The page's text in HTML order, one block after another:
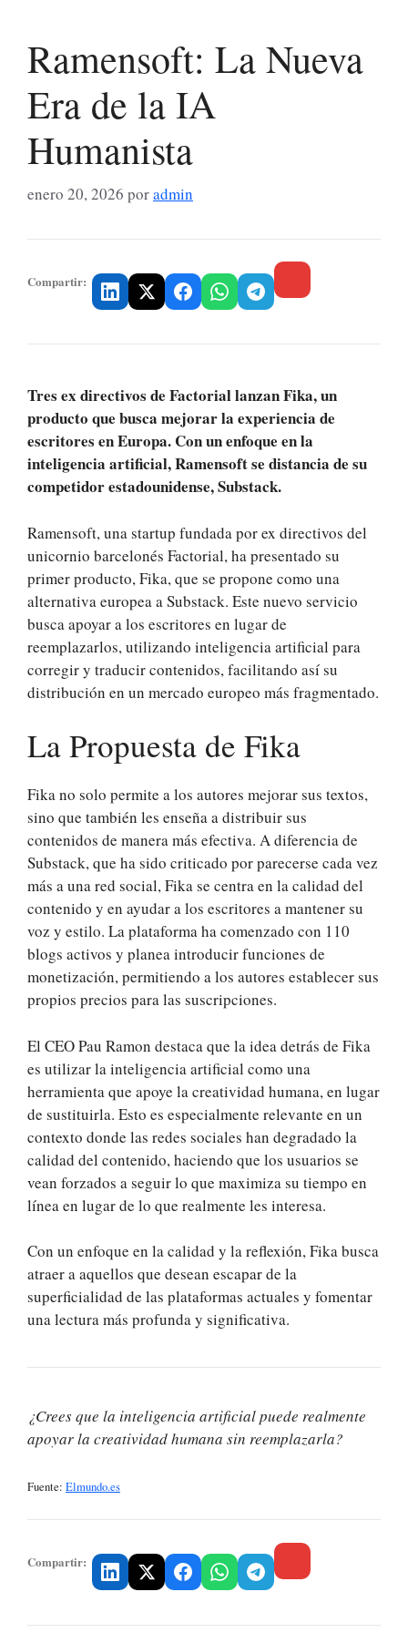
Ramensoft: La Nueva
Era de la IA
Humanista
enero 20, 2026 poradmin
Compartir:
Tres ex directivos de Factorial lanzan Fika, un
producto que busca mejorar la experiencia de
escritores en Europa. Con un enfoque en la
inteligencia artificial, Ramensoft se distancia de su
competidor estadounidense, Substack.
Ramensoft, una startup fundada por ex directivos del
unicornio barcelonés Factorial, ha presentado su
primer producto, Fika, que se propone como una
alternativa europea a Substack. Este nuevo servicio
busca apoyar a los escritores en lugar de
reemplazarlos, utilizando inteligencia artificial para
corregir y traducir contenidos, facilitando así su
distribución en un mercado europeo más fragmentado.
La Propuesta de Fika
Fika no solo permite a los autores mejorar sus textos,
sino que también les enseña a distribuir sus
contenidos de manera más efectiva. A diferencia de
Substack, que ha sido criticado por parecerse cada vez
más a una red social, Fika se centra en la calidad del
contenido y en ayudar a los escritores a mantener su
voz y estilo. La plataforma ha comenzado con 110
blogs activos y planea introducir funciones de
monetización, permitiendo a los autores establecer sus
propios precios para las suscripciones.
El CEO Pau Ramon destaca que la idea detrás de Fika
es utilizar la inteligencia artificial como una
herramienta que apoye la creatividad humana, en lugar
de sustituirla. Esto es especialmente relevante en un
contexto donde las redes sociales han degradado la
calidad del contenido, haciendo que los usuarios se
vean forzados a seguir lo que maximiza su tiempo en
línea en lugar de lo que realmente les interesa.
Con un enfoque en la calidad y la reflexión, Fika busca
atraer a aquellos que desean escapar de la
superficialidad de las plataformas actuales y fomentar
una lectura más profunda y significativa.
¿Crees que la inteligencia artificial puede realmente
apoyar la creatividad humana sin reemplazarla?
Fuente: Elmundo.es
Compartir: